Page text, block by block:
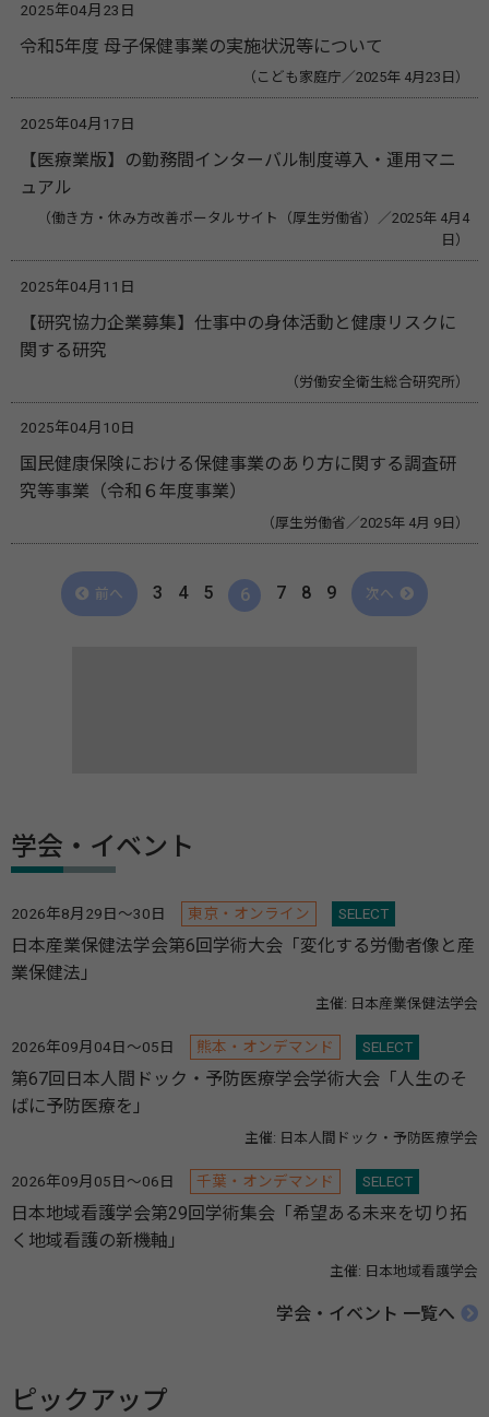
2025年04月23日
令和5年度 母子保健事業の実施状況等について
（こども家庭庁／2025年 4月23日）
2025年04月17日
【医療業版】の勤務間インターバル制度導入・運用マニ
ュアル
（働き方・休み方改善ポータルサイト（‎厚生労働省）／2025年 4月4
日）
2025年04月11日
【研究協力企業募集】仕事中の身体活動と健康リスクに
関する研究
（労働安全衛生総合研究所）
2025年04月10日
国民健康保険における保健事業のあり方に関する調査研
究等事業（令和６年度事業）
（厚生労働省／2025年 4月 9日）
前へ 3 4 5 6 7 8 9 次へ
学会・イベント
2026年8月29日～30日 東京・オンライン SELECT
日本産業保健法学会第6回学術大会「変化する労働者像と産
業保健法」
主催: 日本産業保健法学会
2026年09月04日～05日 熊本・オンデマンド SELECT
第67回日本人間ドック・予防医療学会学術大会「人生のそ
ばに予防医療を」
主催: 日本人間ドック・予防医療学会
2026年09月05日～06日 千葉・オンデマンド SELECT
日本地域看護学会第29回学術集会「希望ある未来を切り拓
く地域看護の新機軸」
主催: 日本地域看護学会
学会・イベント 一覧へ
ピックアップ